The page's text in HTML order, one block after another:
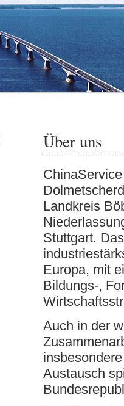
Über uns
Landkreis
Stuttgart.
Europa, mit
Bildungs-,
Auch in der
Austausch